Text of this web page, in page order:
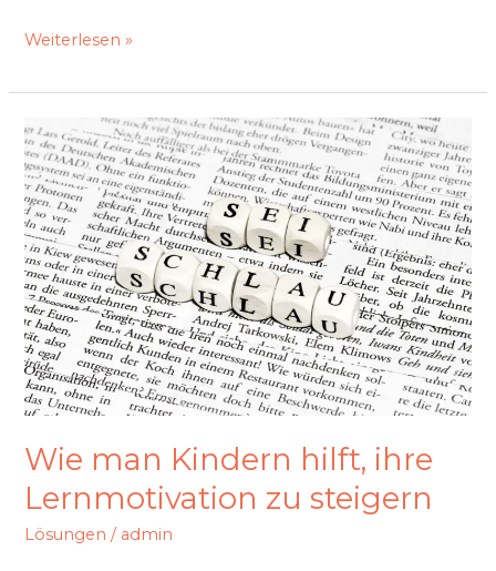
Weiterlesen »
Wie man Kindern hilft, ihre
Lernmotivation zu steigern
Lösungen / admin
Wie
man
Kindern
hilft,
ihre
Lernmotivation
zu
steigern